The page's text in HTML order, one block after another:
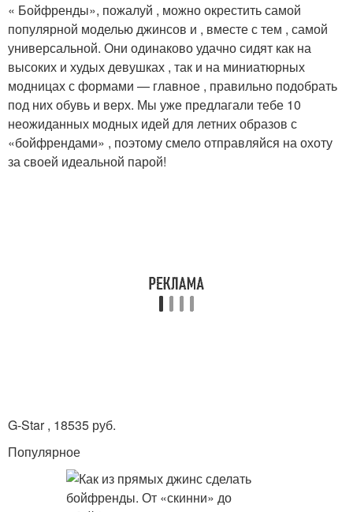
« Бойфренды», пожалуй , можно окрестить самой
популярной моделью джинсов и , вместе с тем , самой
универсальной. Они одинаково удачно сидят как на
высоких и худых девушках , так и на миниатюрных
модницах с формами — главное , правильно подобрать
под них обувь и верх. Мы уже предлагали тебе 10
неожиданных модных идей для летних образов с
«бойфрендами» , поэтому смело отправляйся на охоту
за своей идеальной парой!
G-Star , 18535 руб.
Популярное